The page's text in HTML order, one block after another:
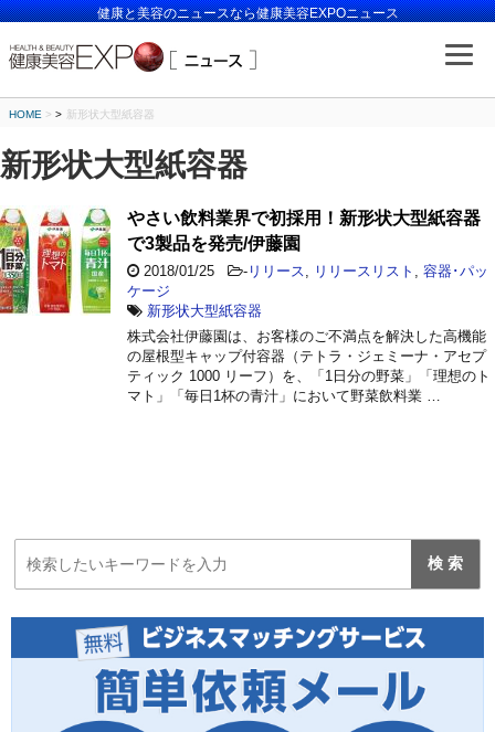
健康と美容のニュースなら健康美容EXPOニュース
HOME > 新形状大型紙容器
新形状大型紙容器
やさい飲料業界で初採用！新形状大型紙容器
で3製品を発売/伊藤園
2018/01/25 - リリース リリースリスト
容器･パッ
ケージ
新形状大型紙容器
株式会社伊藤園は、お客様のご不満点を解決した高機能
の屋根型キャップ付容器（テトラ・ジェミーナ・アセプ
ティック 1000 リーフ）を、「1日分の野菜」「理想のト
マト」「毎日1杯の青汁」において野菜飲料業 …